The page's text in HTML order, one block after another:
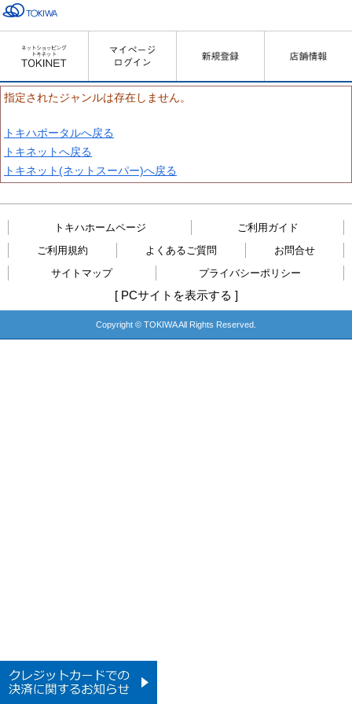
指定されたジャンルは存在しません。
トキハポータルへ戻る
トキネットへ戻る
トキネット(ネットスーパー)へ戻る
トキハホームページ
ご利用ガイド
ご利用規約
よくあるご質問
お問合せ
サイトマップ
プライバシーポリシー
[ PCサイトを表示する ]
Copyright © TOKIWA All Rights Reserved.